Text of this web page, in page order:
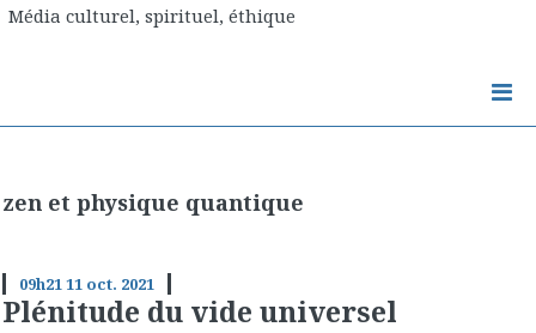
Média culturel, spirituel, éthique
zen et physique quantique
09h2111 oct. 2021
Plénitude du vide universel